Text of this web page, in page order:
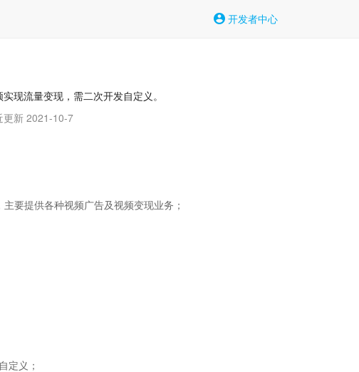
开发者中心
现流量变现，需二次开发自定义。
更新 2021-10-7
要提供各种视频广告及视频变现业务；
定义；